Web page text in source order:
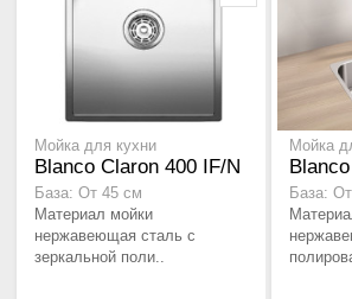
Мойка для кухни
Blanco Claron 400 IF/N
База: От 45 см
Материал мойки
нержавеющая сталь с
зеркальной поли..
Мойка
База: